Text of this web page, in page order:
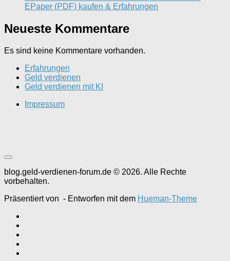
EPaper (PDF) kaufen & Erfahrungen
Neueste Kommentare
Es sind keine Kommentare vorhanden.
Erfahrungen
Geld verdienen
Geld verdienen mit KI
Impressum
blog.geld-verdienen-forum.de © 2026. Alle Rechte
vorbehalten.
Präsentiert von - Entworfen mit dem Hueman-Theme